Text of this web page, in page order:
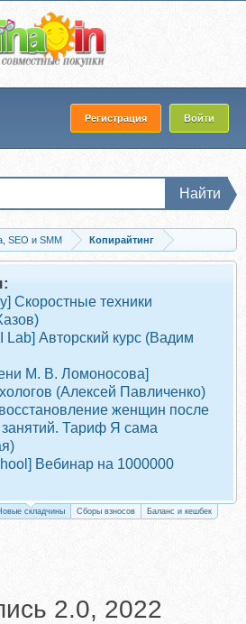
Регистрация Войти
Найти
SEO и SMM
Копирайтинг
Анатольевна)
Скоростные техники
Lab] Авторский курс (Вадим
М. В. Ломоносова]
(Алексей Павличенко)
женщин после
Тариф Я сама
Вебинар на 1000000
складчины Сборы взносов Баланс и кешбек
2.0, 2022